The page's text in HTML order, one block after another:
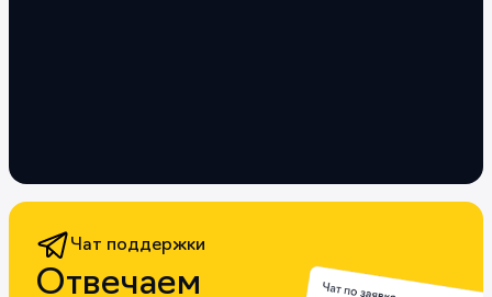
Чат поддержки
Отвечаем